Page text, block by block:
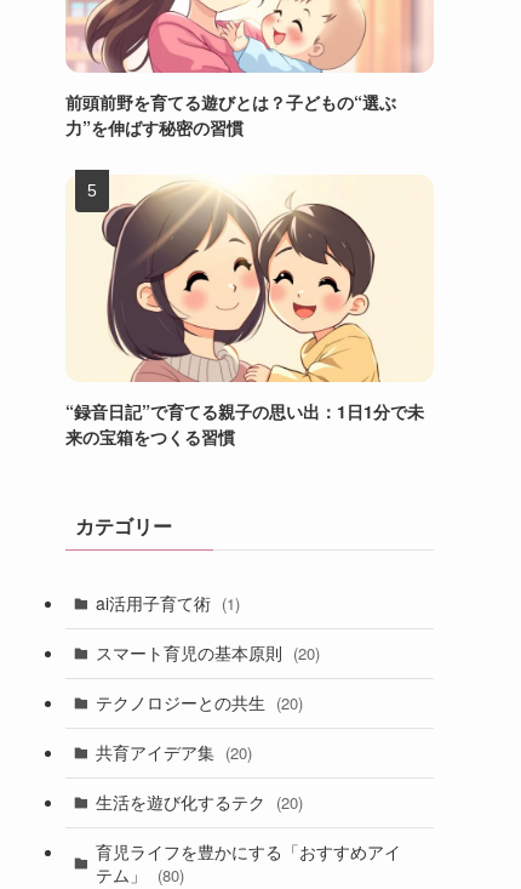
前頭前野を育てる遊びとは？子どもの“選ぶ
力”を伸ばす秘密の習慣
“録音日記”で育てる親子の思い出：1日1分で未
来の宝箱をつくる習慣
カテゴリー
ai活用子育て術 (1)
スマート育児の基本原則 (20)
テクノロジーとの共生 (20)
共育アイデア集 (20)
生活を遊び化するテク (20)
育児ライフを豊かにする「おすすめアイ
テム」
(80)